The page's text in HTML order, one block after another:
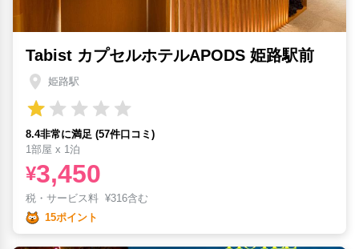
Tabist カプセルホテルAPODS 姫路駅前
姫路駅
8.4非常に満足 (57件口コミ)
1部屋 x 1泊
¥3,450
税・サービス料 ¥316含む
15ポイント